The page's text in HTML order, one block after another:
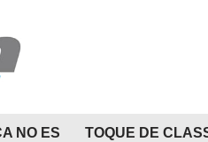
NO ES TOQUE DE